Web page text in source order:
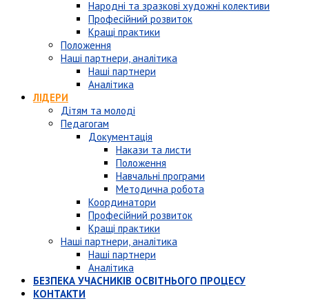
Народні та зразкові художні колективи
Професійний розвиток
Кращі практики
Положення
Наші партнери, аналітика
Наші партнери
Аналітика
ЛІДЕРИ
Дітям та молоді
Педагогам
Документація
Накази та листи
Положення
Навчальні програми
Методична робота
Координатори
Професійний розвиток
Кращі практики
Наші партнери, аналітика
Наші партнери
Аналітика
БЕЗПЕКА УЧАСНИКІВ ОСВІТНЬОГО ПРОЦЕСУ
КОНТАКТИ